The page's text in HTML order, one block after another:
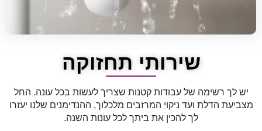
שירותי תחזוקה
יש לך רשימה של עבודות קטנות שצריך לעשות בכל עונה. החל
מצביעת הדלת ועד ניקוי המרזבים מלכלוך, ההנדימנים שלנו יעזרו
לך להכין את ביתך לכל עונות השנה.